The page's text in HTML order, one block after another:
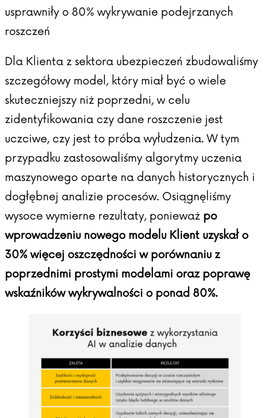
usprawniły o 80% wykrywanie podejrzanych
roszczeń
Dla Klienta z sektora ubezpieczeń zbudowaliśmy
szczegółowy model, który miał być o wiele
skuteczniejszy niż poprzedni, w celu
zidentyfikowania czy dane roszczenie jest
uczciwe, czy jest to próba wyłudzenia. W tym
przypadku zastosowaliśmy algorytmy uczenia
maszynowego oparte na danych historycznych i
dogłębnej analizie procesów. Osiągnęliśmy
wysoce wymierne rezultaty, ponieważ po
wprowadzeniu nowego modelu Klient uzyskał o
30% więcej oszczędności w porównaniu z
poprzednimi prostymi modelami oraz poprawę
wskaźników wykrywalności o ponad 80%.